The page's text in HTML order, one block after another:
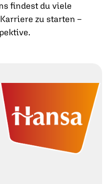
findest du viele
zu starten –